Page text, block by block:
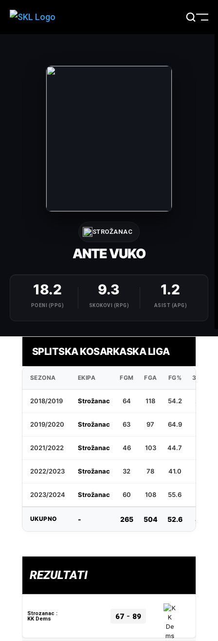
STROŽANAC
ANTE VUKO
18.2
POENI (PPG)
9.3
SKOKOVI (RPG)
1.2
ASIST (APG)
SPLITSKA KOSARKASKA LIGA
SEZONA EKIPA FGM FGA FG% 3PM
2018/2019 Strožanac 64 118 54.2
2019/2020 Strožanac 63 97 64.9
2021/2022 Strožanac 46 103 44.7
2022/2023 Strožanac 32 78 41.0
2023/2024 Strožanac 60 108 55.6
UKUPNO - 265 504 52.6 87
REZULTATI
67- 89
Strozanac :
KK Dems